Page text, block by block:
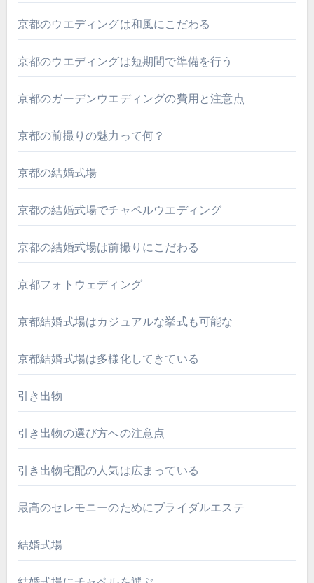
京都のウエディングは和風にこだわる
京都のウエディングは短期間で準備を行う
京都のガーデンウエディングの費用と注意点
京都の前撮りの魅力って何？
京都の結婚式場
京都の結婚式場でチャペルウエディング
京都の結婚式場は前撮りにこだわる
京都フォトウェディング
京都結婚式場はカジュアルな挙式も可能な
京都結婚式場は多様化してきている
引き出物
引き出物の選び方への注意点
引き出物宅配の人気は広まっている
最高のセレモニーのためにブライダルエステ
結婚式場